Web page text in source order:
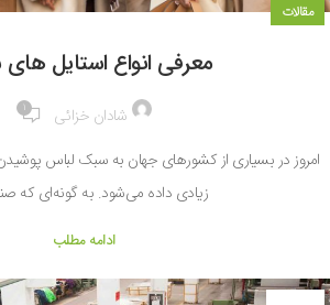
مقالات
معرفی انواع استایل
شادان خزائی 1
امروز در بسیاری از کشورهای جهان به سبک لباس
زیادی داده می‌شود. به گونه‌ای که
ادامه مطلب